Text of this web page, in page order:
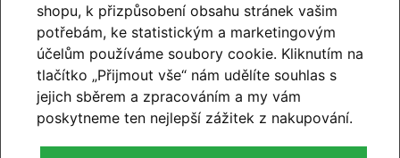
shopu, k přizpůsobení obsahu stránek vašim
potřebám, ke statistickým a marketingovým
účelům používáme soubory cookie. Kliknutím na
tlačítko „Přijmout vše“ nám udělíte souhlas s
jejich sběrem a zpracováním a my vám
poskytneme ten nejlepší zážitek z nakupování.